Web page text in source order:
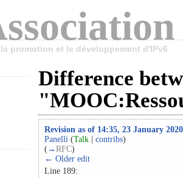
promotion et le développement d'IPv6
Difference
Revision as of 14:35, 23 January 2020
Panelli (Talk contribs)
(→ RFC)
← Older edit
Line 189: